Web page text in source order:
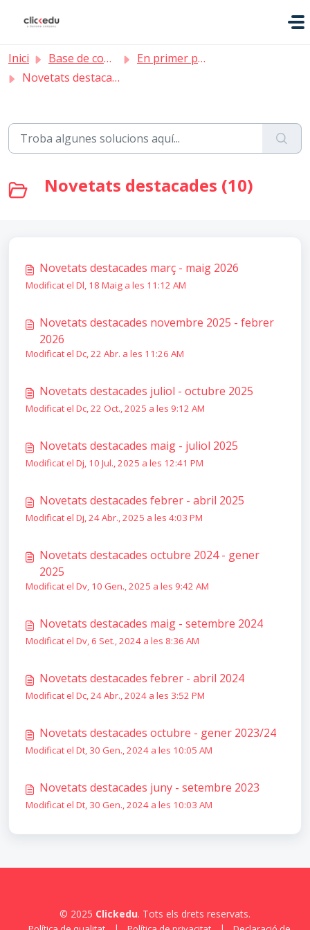
Inici Base de coneixement
En primer pla
Novetats destacades
Novetats destacades (10)
Novetats destacades març - maig 2026
Modificat el Dl, 18 Maig a les 11:12 AM
Novetats destacades novembre 2025 - febrer
2026
Modificat el Dc, 22 Abr. a les 11:26 AM
Novetats destacades juliol - octubre 2025
Modificat el Dc, 22 Oct., 2025 a les 9:12 AM
Novetats destacades maig - juliol 2025
Modificat el Dj, 10 Jul., 2025 a les 12:41 PM
Novetats destacades febrer - abril 2025
Modificat el Dj, 24 Abr., 2025 a les 4:03 PM
Novetats destacades octubre 2024 - gener
2025
Modificat el Dv, 10 Gen., 2025 a les 9:42 AM
Novetats destacades maig - setembre 2024
Modificat el Dv, 6 Set., 2024 a les 8:36 AM
Novetats destacades febrer - abril 2024
Modificat el Dc, 24 Abr., 2024 a les 3:52 PM
Novetats destacades octubre - gener 2023/24
Modificat el Dt, 30 Gen., 2024 a les 10:05 AM
Novetats destacades juny - setembre 2023
Modificat el Dt, 30 Gen., 2024 a les 10:03 AM
© 2025 Clickedu. Tots els drets reservats.